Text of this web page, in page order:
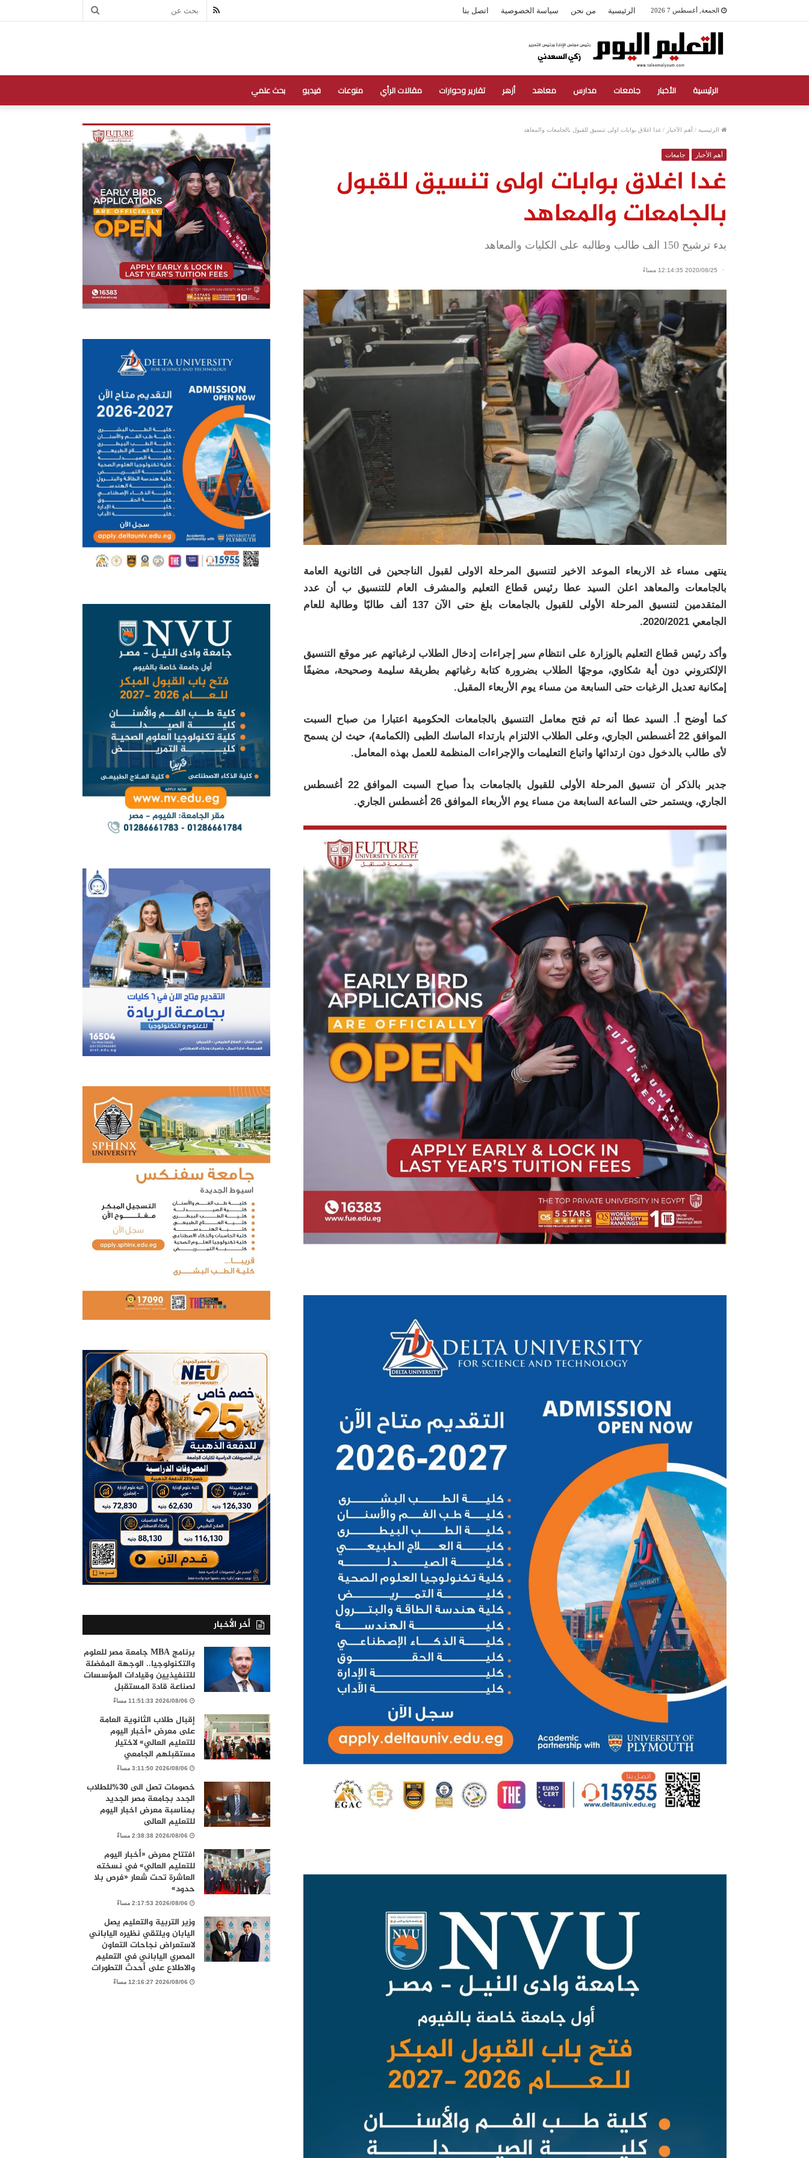
الجمعة, أغسطس 7 2026 الرئيسية من نحن سياسة الخصوصية اتصل بنا بحث RSS
الرئيسية الأخبار جامعات مدارس معاهد أزهر تقارير وحوارات مقالات الرأي منوعات فيديو بحث علمي
الرئيسية / أهم الأخبار / غدا اغلاق بوابات اولى تنسيق للقبول بالجامعات والمعاهد
أهم الأخبار جامعات
غدا اغلاق بوابات اولى تنسيق للقبول
بالجامعات والمعاهد
بدء ترشيح 150 الف طالب وطالبه على الكليات والمعاهد
2020/08/25 12:14:35 مساءً
ينتهى مساء غد الاربعاء الموعد الاخير لتنسيق المرحلة الاولى لقبول الناجحين فى الثانوية العامة
بالجامعات والمعاهد اعلن السيد عطا رئيس قطاع التعليم والمشرف العام للتنسيق ب أن عدد
المتقدمين لتنسيق المرحلة الأولى للقبول بالجامعات بلغ حتى الآن 137 ألف طالبًا وطالبة للعام
الجامعي 2020/2021.
وأكد رئيس قطاع التعليم بالوزارة على انتظام سير إجراءات إدخال الطلاب لرغباتهم عبر موقع التنسيق
الإلكتروني دون أية شكاوي، موجهًا الطلاب بضرورة كتابة رغباتهم بطريقة سليمة وصحيحة، مضيفًا
إمكانية تعديل الرغبات حتى السابعة من مساء يوم الأربعاء المقبل.
كما أوضح أ. السيد عطا أنه تم فتح معامل التنسيق بالجامعات الحكومية اعتبارا من صباح السبت
الموافق 22 أغسطس الجاري، وعلى الطلاب الالتزام بارتداء الماسك الطبى (الكمامة)، حيث لن يسمح
لأى طالب بالدخول دون ارتدائها واتباع التعليمات والإجراءات المنظمة للعمل بهذه المعامل.
جدير بالذكر أن تنسيق المرحلة الأولى للقبول بالجامعات بدأ صباح السبت الموافق 22 أغسطس
الجاري، ويستمر حتى الساعة السابعة من مساء يوم الأربعاء الموافق 26 أغسطس الجاري.
أخر الأخبار
برنامج MBA جامعة مصر للعلوم
والتكنولوجيا.. الوجهة المفضلة
للتنفيذيين وقيادات المؤسسات
لصناعة قادة المستقبل
2026/08/06 11:51:33 مساءً
إقبال طلاب الثانوية العامة
على معرض «أخبار اليوم
للتعليم العالي» لاختيار
مستقبلهم الجامعي
2026/08/06 3:11:50 مساءً
خصومات تصل الى 30%للطلاب
الجدد بجامعة مصر الجديد
بمناسبة معرض اخبار اليوم
للتعليم العالى
2026/08/06 2:38:38 مساءً
افتتاح معرض «أخبار اليوم
للتعليم العالي» في نسخته
العاشرة تحت شعار «فرص بلا
حدود»
2026/08/06 2:17:53 مساءً
وزير التربية والتعليم يصل
اليابان ويلتقي نظيره الياباني
لاستعراض نجاحات التعاون
المصري الياباني في التعليم
والاطلاع على أحدث التطورات
2026/08/06 12:16:27 مساءً